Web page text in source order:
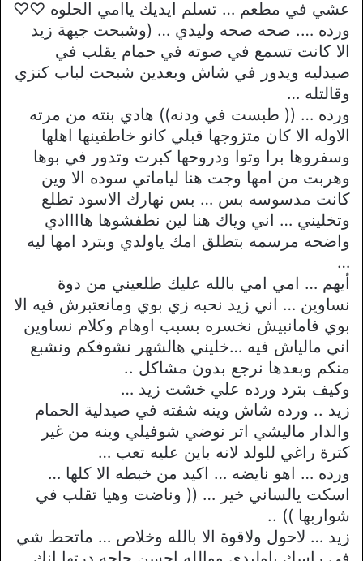
عشي في مطعم … تسلم ايديك ياامي الحلوه ♡♡
ورده …. صحه صحه وليدي … (وشبحت جيهة زيد
الا كانت تسمع في صوته في حمام يقلب في
صيدليه ويدور في شاش وبعدين شبحت لباب كنزي
وقالتله …
ورده … (( طبست في ودنه)) هادي بنته من مرته
الاوله الا كان متزوجها قبلي كانو خاطفينها اهلها
وسفروها برا وتوا ودروحها كبرت وتدور في بوها
وهربت من امها وجت هنا لياماتي سوده الا وين
كانت مدسوسه بس … بس نهارك الاسود تطلع
وتخليني … اني وياك هنا لين نطفشوها هاااادي
واضحه مرسمه بتطلق امك ياولدي وبترد امها ليه
…
أيهم … امي امي بالله عليك طلعيني من دوة
نساوين … اني زيد نحبه زي بوي ومانعتبرش فيه الا
بوي فامانبيش نخسره بسبب اوهام وكلام نساوين
اني مالياش فيه …خليني هالشهر نشوفكم ونشبع
منكم وبعدها نرجع بدون مشاكل ..
وكيف بترد ورده علي خشت زيد …
زيد .. ورده شاش وينه شفته في صيدلية الحمام
والدار ماليشي اتر نوضي شوفيلي وينه من غير
كترة راغي للولد لانه باين عليه تعب …
ورده … اهو نايضه … اكيد من خبطه الا كلها …
اسكت يالساني خير … (( وناضت وهيا تقلب في
شواربها )) ..
زيد … لاحول ولاقوة الا بالله وخلاص … ماتحط شي